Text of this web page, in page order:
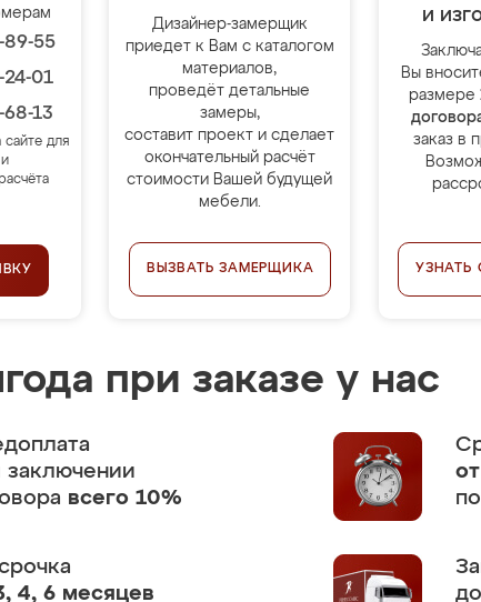
55
01
13
сайте для
Дизайнер-замерщик
приедет к Вам с каталогом
материалов,
проведёт детальные
замеры,
составит проект и сделает
окончательный расчёт
стоимости Вашей будущей
мебели.
ВЫЗВАТЬ ЗАМЕРЩИКА
и
Вы
размере
заказ в
УЗНАТЬ
при заказе у нас
заключении
всего 10%
4, 6 месяцев